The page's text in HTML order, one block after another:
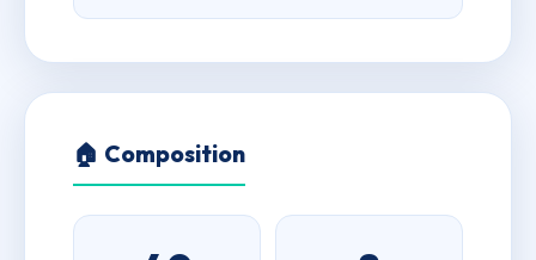
🏠 Composition